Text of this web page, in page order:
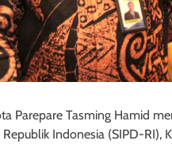
Parepare Tasming Hamid
Indonesia (SIPD-RI),